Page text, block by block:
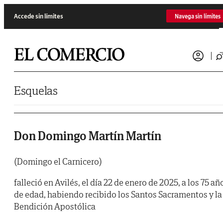
Accede sin límites Navega sin límites
Esquelas
Don Domingo Martín Martín
(Domingo el Carnicero)
falleció en Avilés, el día 22 de enero de 2025, a los 75
de edad, habiendo recibido los Santos Sacramentos y la
Bendición Apostólica